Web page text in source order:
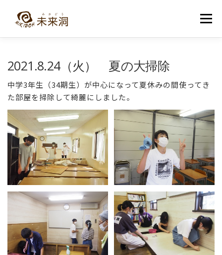
メニュー
入洞・お問い合わせ
2021.8.24（火） 夏の大掃除
中学3年生（34期生）が中心になって夏休みの間使ってき
た部屋を掃除して綺麗にしました。